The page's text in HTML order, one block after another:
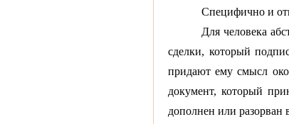
Специфично и
Для человека
сделки, который
придают ему смысл
документ, который
дополнен или разорван